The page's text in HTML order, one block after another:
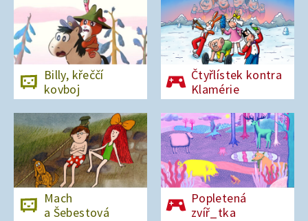
Billy, křeččí
kovboj
Čtyřlístek kontra
Klamérie
Mach
a Šebestová
Popletená
zvíř_tka